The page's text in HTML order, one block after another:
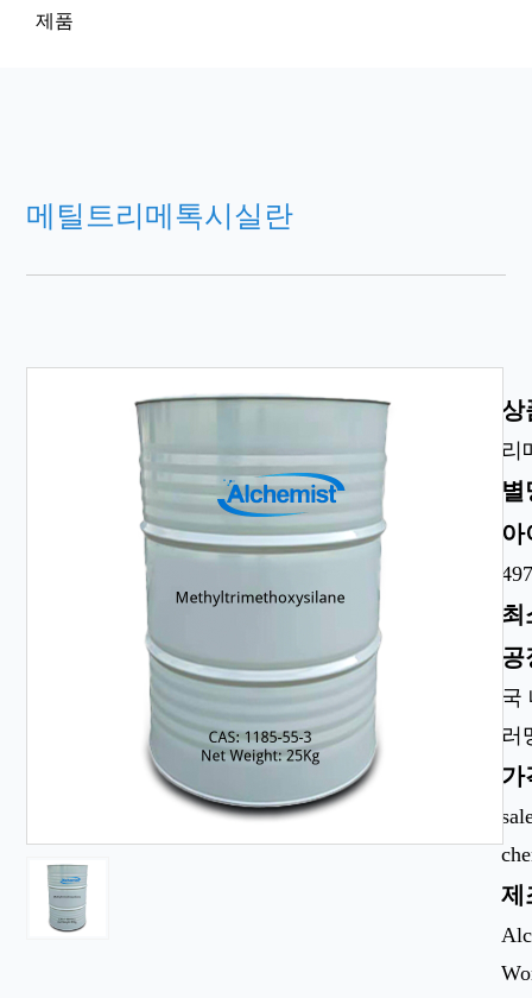
제품
메틸트리메톡시실란
상
리
별
아
최
공
국
러
가
제